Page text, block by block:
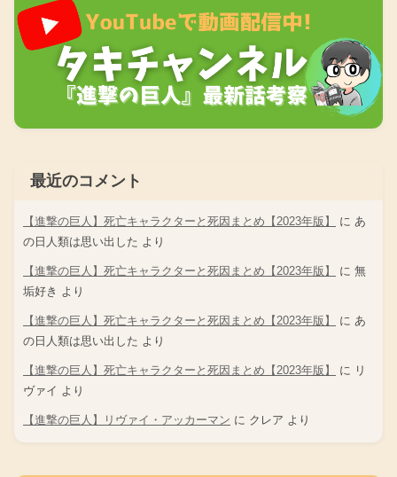
最近のコメント
【進撃の巨人】死亡キャラクターと死因まとめ【2023年版】 に あ
の日人類は思い出した より
【進撃の巨人】死亡キャラクターと死因まとめ【2023年版】 に 無
垢好き より
【進撃の巨人】死亡キャラクターと死因まとめ【2023年版】 に あ
の日人類は思い出した より
【進撃の巨人】死亡キャラクターと死因まとめ【2023年版】 に リ
ヴァイ より
【進撃の巨人】リヴァイ・アッカーマン に クレア より